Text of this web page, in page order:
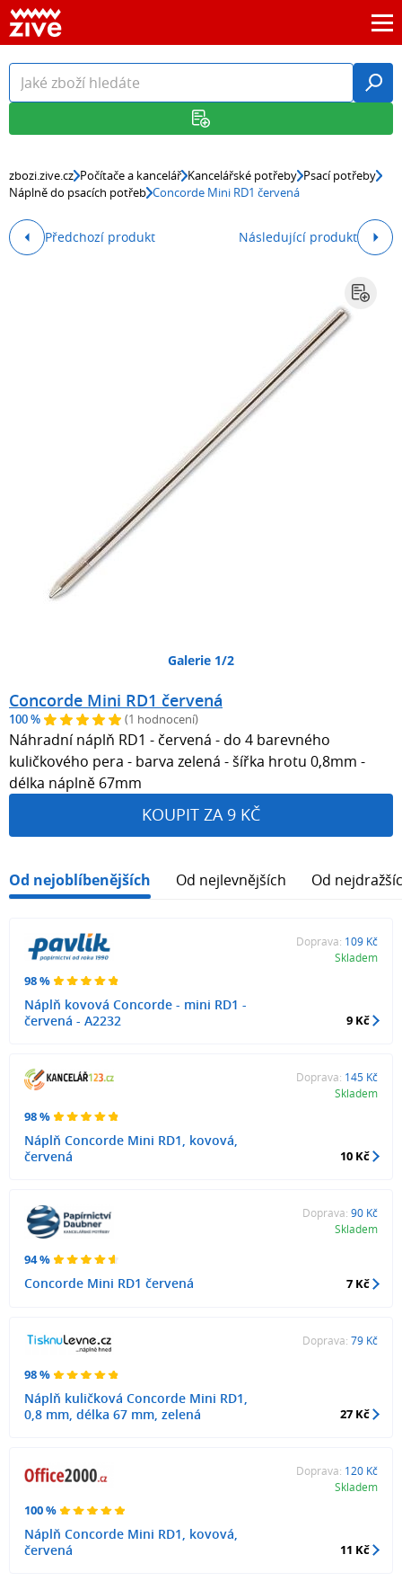
zbozi.zive.cz Počítače a kancelář Kancelářské potřeby Psací potřeby
Náplně do psacích potřeb Concorde Mini RD1 červená
Předchozí produkt Následující produkt
Galerie 1/2
Concorde Mini RD1 červená
100 % (1 hodnocení)
Náhradní náplň RD1 - červená - do 4 barevného
kuličkového pera - barva zelená - šířka hrotu 0,8mm -
délka náplně 67mm
KOUPIT ZA 9 KČ
Od nejoblíbenějších Od nejlevnějších Od
98 %
Náplň kovová Concorde - mini RD1 -
červená - A2232
Doprava: 109 Kč
Skladem
9 Kč
98 %
Náplň Concorde Mini RD1, kovová,
červená
Doprava: 145 Kč
Skladem
10 Kč
94 %
Concorde Mini RD1 červená
Doprava: 90 Kč
Skladem
7 Kč
98 %
Náplň kuličková Concorde Mini RD1,
0,8 mm, délka 67 mm, zelená
Doprava: 79 Kč
27 Kč
100 %
Náplň Concorde Mini RD1, kovová,
červená
Doprava: 120 Kč
Skladem
11 Kč